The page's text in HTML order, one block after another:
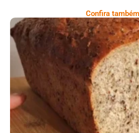
Confira também
Comer Bem: Pão